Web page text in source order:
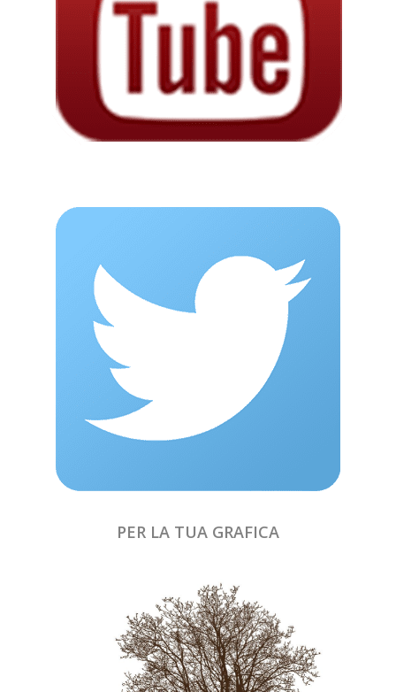
PER LA TUA GRAFICA